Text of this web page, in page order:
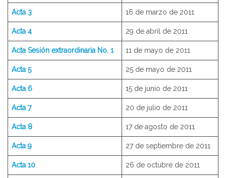
Acta 3 16 de marzo de 2011
Acta 4 29 de abril de 2011
Acta Sesión extraordinaria No. 1 11 de mayo de 2011
Acta 5 25 de mayo de 2011
Acta 6 15 de junio de 2011
Acta 7 20 de julio de 2011
Acta 8 17 de agosto de 2011
Acta 9 27 de septiembre de 2011
Acta 10 26 de octubre de 2011